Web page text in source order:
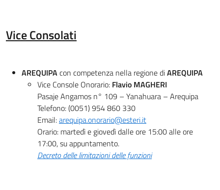
Vice Consolati
AREQUIPAcon competenza nella regione diAREQUIPA
Vice Console Onorario: Flavio MAGHERI
Pasaje Angamos n° 109 – Yanahuara – Arequipa
Telefono: (0051) 954 860 330
Email:arequipa.onorario@esteri.it
Orario: martedì e giovedì dalle ore 15:00 alle ore
17:00, su appuntamento.
Decreto delle limitazioni delle funzioni